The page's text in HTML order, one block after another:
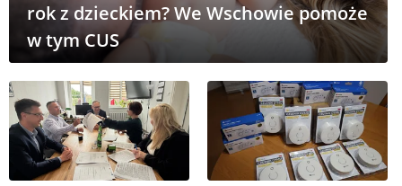
rok z dzieckiem? We Wschowie pomoże
w tym CUS